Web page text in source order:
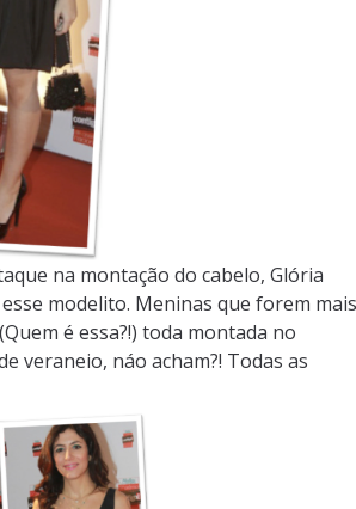
na montação do cabelo, Glória
modelito. Meninas que forem mais
é essa?!) toda montada no
veraneio, náo acham?! Todas as